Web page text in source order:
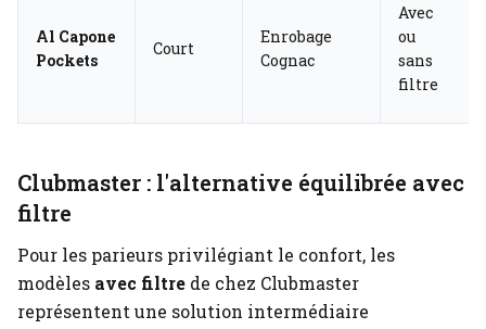
Al Capone
Pockets
Court
Enrobage
Cognac
Avec
ou
sans
filtre
Clubmaster : l'alternative équilibrée avec
filtre
Pour les parieurs privilégiant le confort, les
modèles avec filtre de chez Clubmaster
représentent une solution intermédiaire